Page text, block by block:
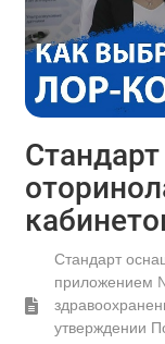
Стандарт
приложением
утверждении